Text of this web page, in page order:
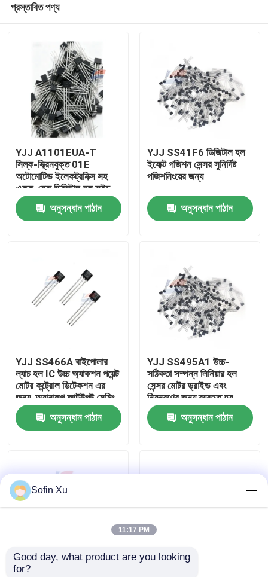
ভিআর শো
কারখানা পরিদর্শন
গুণমান নিয়ন্ত্রণ
খবর
অক্সিজেন গ্যাস সেন্সর
প্রস্তাবিত পণ্য
YJJ A1101EUA-T
সিল্ক-স্ক্রিনযুক্ত 01E
অটোমোটিভ ইলেকট্রনিক্স সহ
একক-মেরু ডিজিটাল হল সুইচ
অনুসন্ধান পাঠান
YJJ SS41F6 ডিজিটাল হল
ইফেক্ট পজিশন সেন্সর সুনির্দিষ্ট
পজিশনিংয়ের জন্য
অনুসন্ধান পাঠান
YJJ SS466A বাইপোলার
ল্যাচ হল IC উচ্চ অ্যাকশন পয়েন্ট
মোটর কন্ট্রোল ডিটেকশন এর
জন্য, অ্যানালগ আউটপুট সেন্সিং
রেঞ্জ 60 G থেকে 200 G
অনুসন্ধান পাঠান
YJJ SS495A1 উচ্চ-
সঠিকতা সম্পন্ন লিনিয়ার হল
সেন্সর মোটর ড্রাইভ এবং
নিয়ন্ত্রণের জন্য ব্যবহৃত হয়
অনুসন্ধান পাঠান
YJJ SS541AT একক-মেরু
Sofin Xu
11:17 PM
Good day, what product are you looking
for?